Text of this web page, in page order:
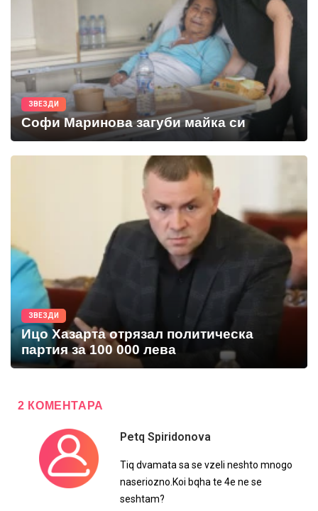
ЗВЕЗДИ
Софи Маринова загуби майка си
ЗВЕЗДИ
Ицо Хазарта отрязал политическа
партия за 100 000 лева
2 КОМЕНТАРА
Petq Spiridonova
Tiq dvamata sa se vzeli neshto mnogo
naseriozno.Koi bqha te 4e ne se
seshtam?